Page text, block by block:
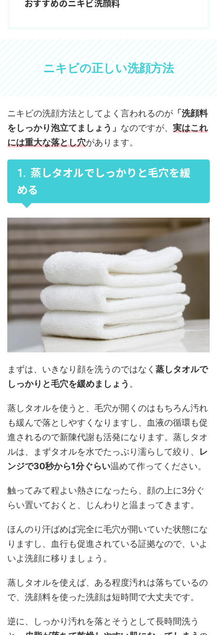
おすすめのニキビ洗顔料
ニキビの正しい洗顔方法
ニキビの洗顔方法としてよく言われるのが 「洗顔料
をしっかり泡立てましょう」 なのですが、 実はこれ
には重大な落とし穴があります。
蒸しタオルでしっかりと毛穴を緩
める
まずは、いきなり顔を洗うのではなく 蒸しタオルで
しっかりと毛穴を緩めましょう 。
蒸しタオルを使うと、毛穴が開くのはもちろん汚れ
も緩んで落としやすくなりますし、血液の循環も促
進されるので新陳代謝も活発になります。蒸しタオ
ルは、まずタオルを水でたっぷり濡らして絞り、 レ
ンジで30秒から1分ぐらい温めて作ってください。
触ってみて程よい熱さになったら、顔の上に3分ぐ
らい置いておくと、じんわりと温まってきます。
ほんのり汗ばめば完全に毛穴が開いていた状態にな
りますし、血行も促進されている証拠なので、いよ
いよ洗顔に移りましょう。
蒸しタオルを使えば、ある程度汚れは落ちているの
で、洗顔料を使った洗顔は短時間で大丈夫です。
逆に、しっかり汚れを落とそうとして長時間洗う